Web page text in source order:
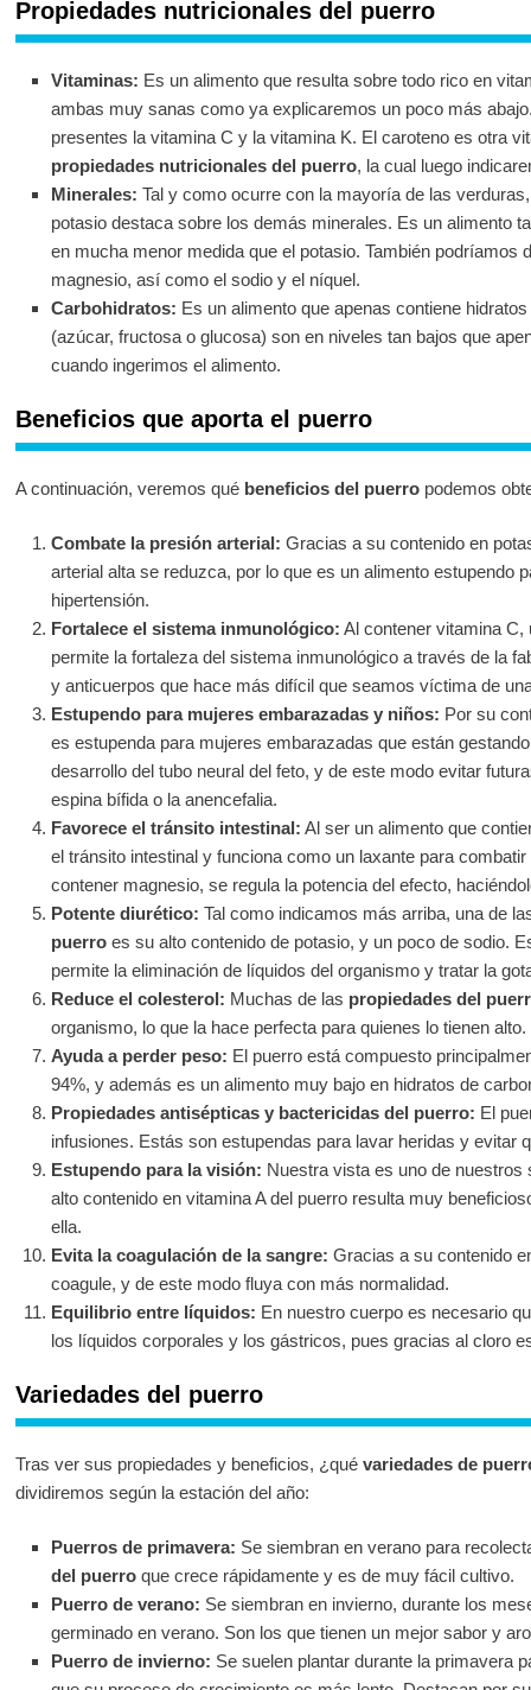
Propiedades nutricionales del puerro
Vitaminas: Es un alimento que resulta sobre todo rico en
ambas muy sanas como ya explicaremos un poco más
presentes la vitamina C y la vitamina K. El caroteno es otra
propiedades nutricionales del puerro, la cual luego
Minerales: Tal y como ocurre con la mayoría de las
potasio destaca sobre los demás minerales. Es un alimento
en mucha menor medida que el potasio. También podríamos
magnesio, así como el sodio y el níquel.
Carbohidratos: Es un alimento que apenas contiene
(azúcar, fructosa o glucosa) son en niveles tan bajos que
cuando ingerimos el alimento.
Beneficios que aporta el puerro
A continuación, veremos qué beneficios del puerropodemos
Combate la presión arterial: Gracias a su contenido en
arterial alta se reduzca, por lo que es un alimento estupendo
hipertensión.
Fortalece el sistema inmunológico: Al contener vitamina C,
permite la fortaleza del sistema inmunológico a través de la
y anticuerpos que hace más difícil que seamos víctima de
Estupendo para mujeres embarazadas y niños: Por su
es estupenda para mujeres embarazadas que están
desarrollo del tubo neural del feto, y de este modo evitar
espina bífida o la anencefalia.
Favorece el tránsito intestinal: Al ser un alimento que
el tránsito intestinal y funciona como un laxante para
contener magnesio, se regula la potencia del efecto,
Potente diurético: Tal como indicamos más arriba, una de
puerroes su alto contenido de potasio, y un poco de sodio.
permite la eliminación de líquidos del organismo y tratar la
Reduce el colesterol: Muchas de las propiedades del
organismo, lo que la hace perfecta para quienes lo tienen alto.
Ayuda a perder peso: El puerro está compuesto
94%, y además es un alimento muy bajo en hidratos de
Propiedades antisépticas y bactericidas del puerro: El
infusiones. Estás son estupendas para lavar heridas y evitar
Estupendo para la visión: Nuestra vista es uno de
alto contenido en vitamina A del puerro resulta muy
ella.
Evita la coagulación de la sangre: Gracias a su contenido
coagule, y de este modo fluya con más normalidad.
Equilibrio entre líquidos: En nuestro cuerpo es necesario
los líquidos corporales y los gástricos, pues gracias al cloro
Variedades del puerro
Tras ver sus propiedades y beneficios, ¿qué variedades de
dividiremos según la estación del año:
Puerros de primavera: Se siembran en verano para
del puerroque crece rápidamente y es de muy fácil cultivo.
Puerro de verano: Se siembran en invierno, durante los
germinado en verano. Son los que tienen un mejor sabor y
Puerro de invierno: Se suelen plantar durante la primavera